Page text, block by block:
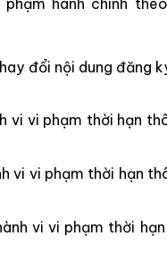
đổi nội dung đăng
vi vi phạm thời hạn
vi vi phạm thời hạn
vi vi phạm thời